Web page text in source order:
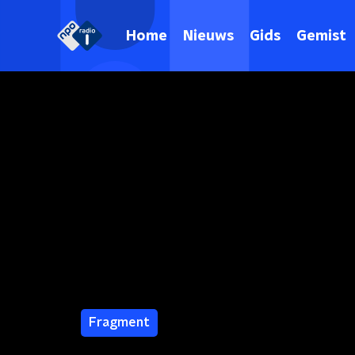
Home Nieuws Gids Gemist
Fragment